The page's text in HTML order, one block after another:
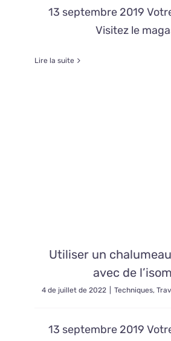
13 septembre 2019
Visitez le
Lire la suite
Utiliser un
avec de
4 de juillet de 2022 Techniques,
13 septembre 2019